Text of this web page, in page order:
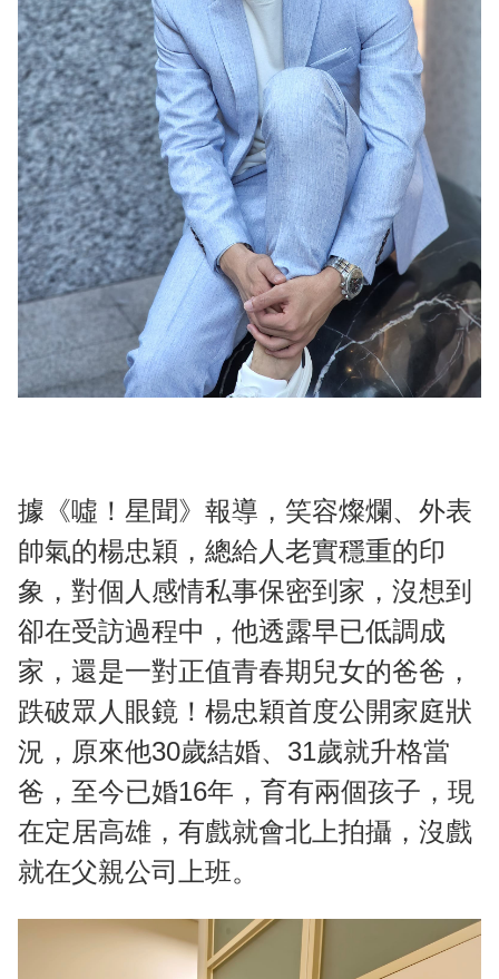
據《噓！星聞》報導，笑容燦爛、外表
帥氣的楊忠穎，總給人老實穩重的印
象，對個人感情私事保密到家，沒想到
卻在受訪過程中，他透露早已低調成
家，還是一對正值青春期兒女的爸爸，
跌破眾人眼鏡！楊忠穎首度公開家庭狀
況，原來他30歲結婚、31歲就升格當
爸，至今已婚16年，育有兩個孩子，現
在定居高雄，有戲就會北上拍攝，沒戲
就在父親公司上班。